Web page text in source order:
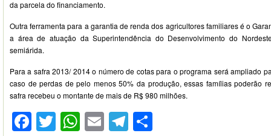
da parcela do financiamento.
Outra ferramenta para a garantia de renda dos agricultores familiares é o
a área de atuação da Superintendência do Desenvolvimento do
semiárida.
Para a safra 2013/ 2014 o número de cotas para o programa será ampliado
caso de perdas de pelo menos 50% da produção, essas famílias poderão
safra recebeu o montante de mais de R$ 980 milhões.
Facebook
Twitter
WhatsApp
EmailTelegram